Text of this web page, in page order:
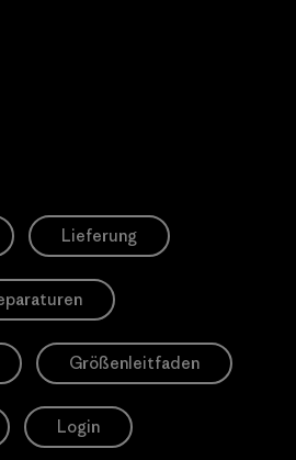
Lieferung
Größenleitfaden
Login